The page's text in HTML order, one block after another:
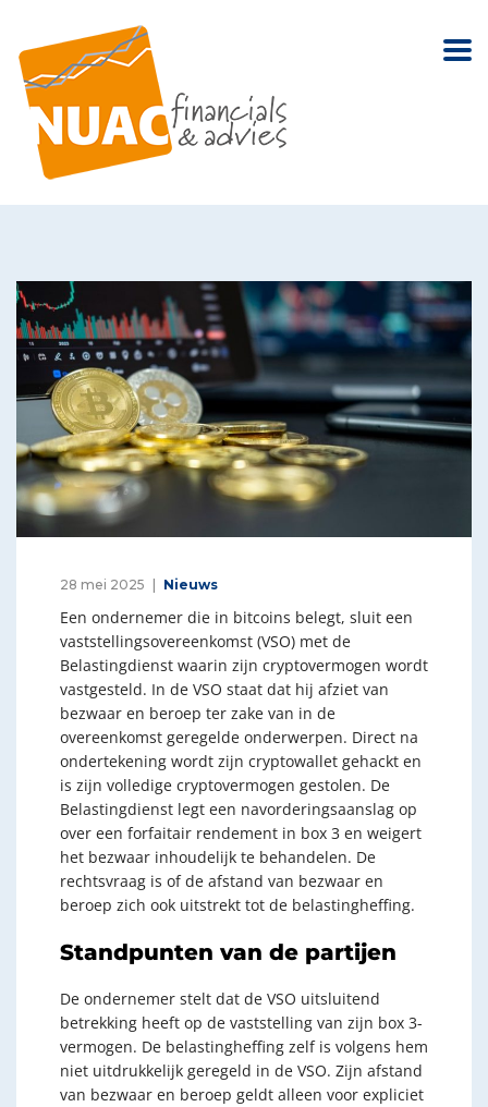
28 mei 2025 Nieuws
Een ondernemer die in bitcoins belegt, sluit een
vaststellingsovereenkomst (VSO) met de
Belastingdienst waarin zijn cryptovermogen wordt
vastgesteld. In de VSO staat dat hij afziet van
bezwaar en beroep ter zake van in de
overeenkomst geregelde onderwerpen. Direct na
ondertekening wordt zijn cryptowallet gehackt en
is zijn volledige cryptovermogen gestolen. De
Belastingdienst legt een navorderingsaanslag op
over een forfaitair rendement in box 3 en weigert
het bezwaar inhoudelijk te behandelen. De
rechtsvraag is of de afstand van bezwaar en
beroep zich ook uitstrekt tot de belastingheffing.
Standpunten van de partijen
De ondernemer stelt dat de VSO uitsluitend
betrekking heeft op de vaststelling van zijn box 3-
vermogen. De belastingheffing zelf is volgens hem
niet uitdrukkelijk geregeld in de VSO. Zijn afstand
van bezwaar en beroep geldt alleen voor expliciet